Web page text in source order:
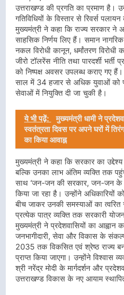
उत्तराखण्ड की प्रगति का प्रमाण है।
गतिविधियों के विस्तार से रिवर्स
मुख्यमंत्री ने कहा कि राज्य सरकार ने
साहसिक निर्णय लिए हैं। समान
नकल विरोधी कानून, धर्मांतरण विरोधी
जीरो टॉलरेंस नीति तथा पारदर्शी
को निष्पक्ष अवसर उपलब्ध कराए गए
साल में 34 हजार से अधिक युवाओं को
सेवाओं में नियुक्ति दी जा चुकी है।
ये भी पढ़ें:
मुख्यमंत्री धामी ने
स्वतंत्रता दिवस पर अपने घरों में
का किया आवाह्न
मुख्यमंत्री ने कहा कि सरकार का
बल्कि उनका लाभ अंतिम व्यक्ति तक
साथ ‘जन-जन की सरकार, जन-जन के
किया जा रहा है। उन्होंने अधिकारियों
बीच जाकर उनकी समस्याओं का त्वरित
प्रत्येक पात्र व्यक्ति तक सरकारी
मुख्यमंत्री ने प्रदेशवासियों का आह्वान
जनभागीदारी, सेवा और विकास के
2035 तक विकसित एवं श्रेष्ठ राज्य
प्राप्त किया जाएगा। उन्होंने विश्वास
श्री नरेंद्र मोदी के मार्गदर्शन और
उत्तराखण्ड विकास के नए आयाम